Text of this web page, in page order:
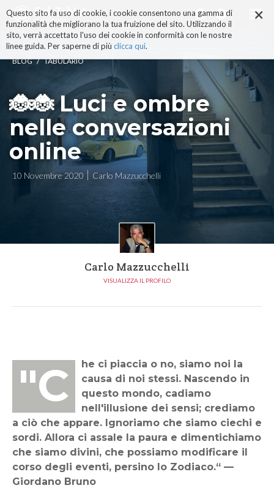
×
Questo sito fa uso di cookie, i cookie consentono una gamma di
funzionalità che migliorano la tua fruizione del sito. Utilizzando il
sito, verrà accettato l'uso dei cookie in conformità con le nostre
linee guida. Per saperne di più clicca qui.
ai
contenuti.
|
alla
navigazione
BLOG / TABULARIO
🐞🐞 Luci e ombre
nelle conversazioni
online
10 Novembre 2020 Carlo Mazzucchelli
Carlo Mazzucchelli
VISUALIZZA IL PROFILO
"Che ci piaccia o no, siamo noi la
causa di noi stessi. Nascendo in
questo mondo, cadiamo
nell'illusione dei sensi; crediamo
a ciò che appare. Ignoriamo che siamo ciechi e
sordi. Allora ci assale la paura e dimentichiamo
che siamo divini, che possiamo modificare il
corso degli eventi, persino lo Zodiaco.“ —
Giordano Bruno